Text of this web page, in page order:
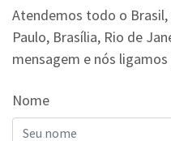
Atendemos todo o
Paulo, Brasília, Rio de
mensagem e nós ligamos
Nome